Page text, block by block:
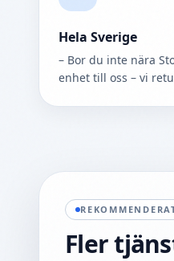
Hela Sverige
– Bor du inte nära
enhet till oss – vi
Fler